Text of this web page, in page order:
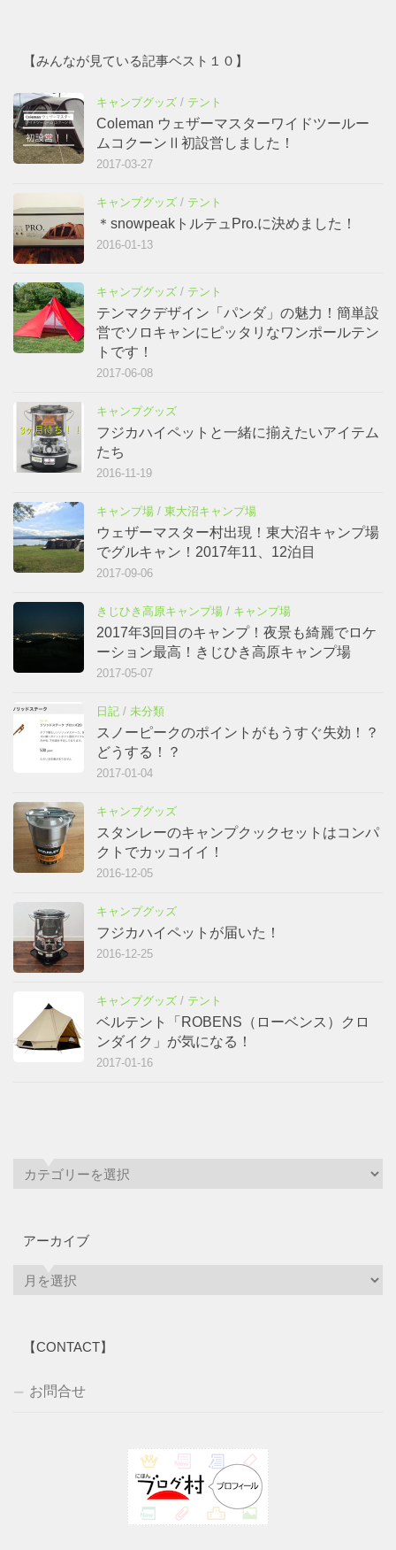
【みんなが見ている記事ベスト１０】
キャンプグッズ / テント
Coleman ウェザーマスターワイドツールー
ムコクーンⅡ初設営しました！
2017-03-27
キャンプグッズ / テント
＊snowpeakトルテュPro.に決めました！
2016-01-13
キャンプグッズ / テント
テンマクデザイン「パンダ」の魅力！簡単設
営でソロキャンにピッタリなワンポールテン
トです！
2017-06-08
キャンプグッズ
フジカハイペットと一緒に揃えたいアイテム
たち
2016-11-19
キャンプ場 / 東大沼キャンプ場
ウェザーマスター村出現！東大沼キャンプ場
でグルキャン！2017年11、12泊目
2017-09-06
きじひき高原キャンプ場 / キャンプ場
2017年3回目のキャンプ！夜景も綺麗でロケ
ーション最高！きじひき高原キャンプ場
2017-05-07
日記 / 未分類
スノーピークのポイントがもうすぐ失効！？
どうする！？
2017-01-04
キャンプグッズ
スタンレーのキャンプクックセットはコンパ
クトでカッコイイ！
2016-12-05
キャンプグッズ
フジカハイペットが届いた！
2016-12-25
キャンプグッズ / テント
ベルテント「ROBENS（ローベンス）クロ
ンダイク」が気になる！
2017-01-16
アーカイブ
【CONTACT】
お問合せ